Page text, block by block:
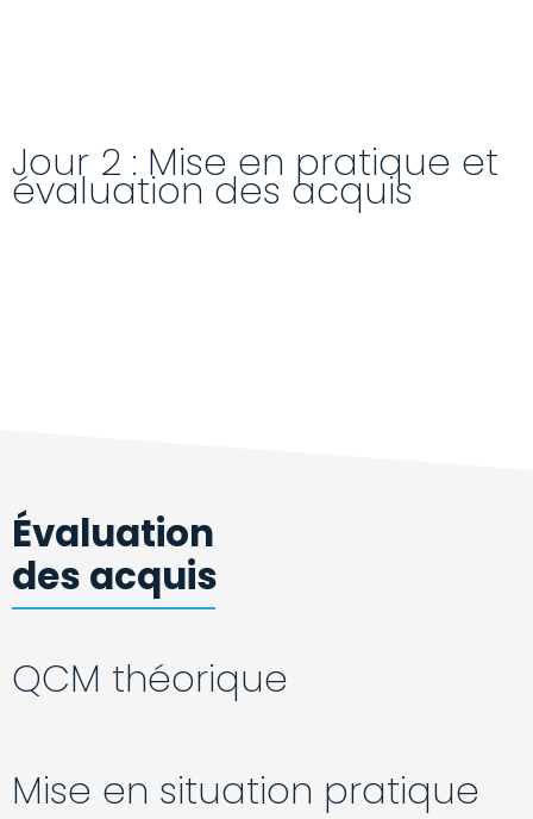
Jour 2 : Mise en pratique et
évaluation des acquis
Évaluation
des acquis
QCM théorique
Mise en situation pratique